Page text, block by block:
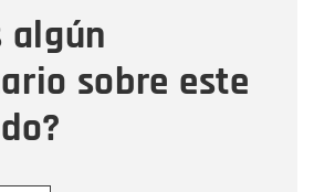
algún
sobre este